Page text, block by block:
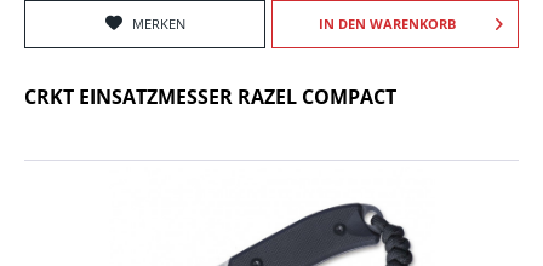
MERKEN IN DEN WARENKORB
CRKT EINSATZMESSER RAZEL COMPACT